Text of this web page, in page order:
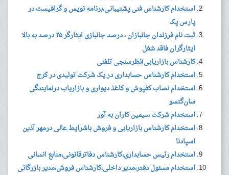
استخدام کارشناس فنی پشتیبانی،برنامه نویس و گرافیست در
پارس پک
ثبت نام فرزندان جانبازان ، درصد جانبازی ایثارگر ۲۵ درصد به بالا
ایثارگران فاقد شغل
کارشناس بازاریابی/نظرسنجی تلفنی
استخدام کارشناس حسابداری در یک شرکت تولیدی در کرج
استخدام نصاب کفپوش و کاغذ دیواری و بازاریاب درنمایندگی
سان‌گتسو
استخدام شرکت سیمین کاران به آور
استخدام کارشناس بازاریابی و فروش باشرایط عالی درمهر آذین
اسپادنا
استخدام رئیس حسابداری،کارشناس دفاترقانونی،منابع انسانی
استخدام مسئول دفتر،مدیر داخلی،کارشناس فروش،مدیر بازرگانی